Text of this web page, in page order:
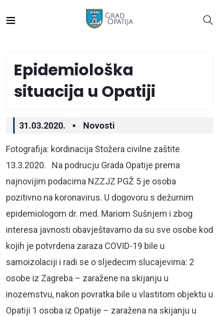
Epidemiološka
situacija u Opatiji
31.03.2020. Novosti
Fotografija: kordinacija Stožera civilne zaštite
13.3.2020. Na podrucju Grada Opatije prema
najnovijim podacima NZZJZ PGŽ 5 je osoba
pozitivno na koronavirus. U dogovoru s dežurnim
epidemiologom dr. med. Mariom Sušnjem i zbog
interesa javnosti obavještavamo da su sve osobe kod
kojih je potvrdena zaraza COVID-19 bile u
samoizolaciji i radi se o sljedecim slucajevima: 2
osobe iz Zagreba – zaražene na skijanju u
inozemstvu, nakon povratka bile u vlastitom objektu u
Opatiji 1 osoba iz Opatije – zaražena na skijanju u